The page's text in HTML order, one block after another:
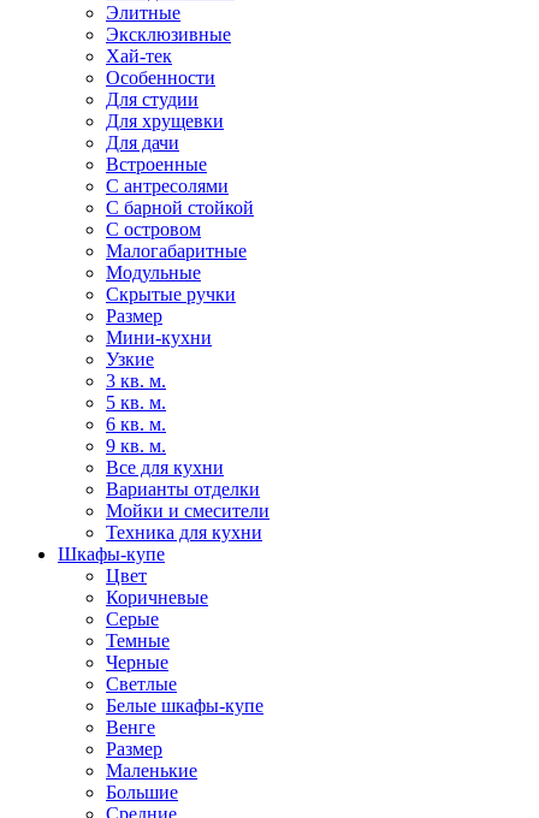
Элитные
Эксклюзивные
Хай-тек
Особенности
Для студии
Для хрущевки
Для дачи
Встроенные
С антресолями
С барной стойкой
С островом
Малогабаритные
Модульные
Скрытые ручки
Размер
Мини-кухни
Узкие
3 кв. м.
5 кв. м.
6 кв. м.
9 кв. м.
Все для кухни
Варианты отделки
Мойки и смесители
Техника для кухни
Шкафы-купе
Цвет
Коричневые
Серые
Темные
Черные
Светлые
Белые шкафы-купе
Венге
Размер
Маленькие
Большие
Средние